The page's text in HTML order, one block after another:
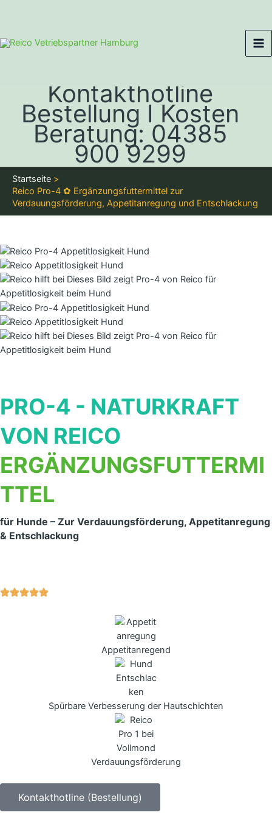
Kontakthotline
Bestellung I Kosten
Beratung: 04385
900 9299
Startseite
Reico Pro-4 ✿ Ergänzungsfuttermittel zur
Verdauungsförderung, Appetitanregung und Entschlackung
PRO-4 - NATURKRAFT
VON REICO
ERGÄNZUNGSFUTTERMI
TTEL
für Hunde – Zur Verdauungsförderung, Appetitanregung
& Entschlackung
Appetitanregend
Spürbare Verbesserung der Hautschichten
Verdauungsförderung
Kontakthotline (Bestellung)